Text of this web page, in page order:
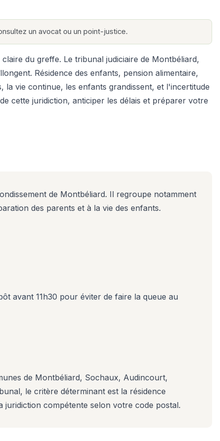
un avocat ou un point-justice.
du greffe. Le tribunal judiciaire de Montbéliard,
Résidence des enfants, pension alimentaire,
vie continue, les enfants grandissent, et l'incertitude
cette juridiction, anticiper les délais et préparer votre
de Montbéliard. Il regroupe notamment
des parents et à la vie des enfants.
avant 11h30 pour éviter de faire la queue au
de Montbéliard, Sochaux, Audincourt,
le critère déterminant est la résidence
juridiction compétente selon votre code postal.